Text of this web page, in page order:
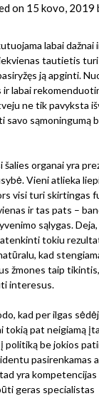
on 15 kovo, 2019
labai dažnai
tautietis
ją apginti.
ir labai
ne tik pavyksta
savo sąmoningumą
šalies organai yra
Vieni atlieka
visi turi skirtingas
ir tas pats –
sąlygas.
tokiu
kad
žmones taip
interesus.
kad per ilgas
tokią pat neigiamą
politiką be jokios
pasirenkamas
yra
geras